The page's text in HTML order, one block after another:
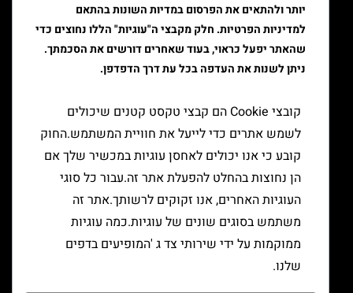
ציוד למעשן
יצירת קשר
יותר ולהתאים את הפרסום במדיות השונות בהתאם
למדיניות הפרטיות. חלק מקבצי ה"עוגיות" הללו נחוצים כדי
שהאתר יפעל כראוי, בעוד שאחרים דורשים את הסכמתך.
ניתן לשנות את העדפה בכל עת דרך הדפדפן.
קובצי Cookie הם קבצי טקסט קטנים שיכולים
לשמש אתרים כדי לייעל את חוויית המשתמש.החוק
קובע כי אנו יכולים לאחסן עוגיות במכשיר שלך אם
הן נחוצות בהחלט להפעלת אתר זה.עבור כל סוגי
העוגיות האחרים, אנו זקוקים לרשותך.אתר זה
משתמש בסוגים שונים של עוגיות.כמה עוגיות
ממוקמות על ידי שירותי צד ג 'המופיעים בדפים
שלנו.